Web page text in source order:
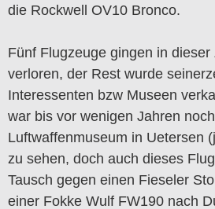
die Rockwell OV10 Bronco.
Fünf Flugzeuge gingen in
verloren, der Rest wurde
Interessenten bzw Museen
war bis vor wenigen Jahren
Luftwaffenmuseum in Uetersen
zu sehen, doch auch dieses
Tausch gegen einen Fieseler
einer Fokke Wulf FW190 nach